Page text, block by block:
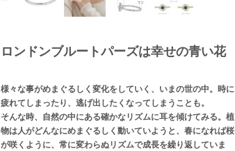
ロンドンブルートパーズは幸せの青い花
様々な事がめまぐるしく変化をしていく、いまの世の中。時に
疲れてしまったり、逃げ出したくなってしまうことも。
そんな時、自然の中にある確かなリズムに耳を傾けてみる。植
物は人がどんなにめまぐるしく動いていようと、春になれば桜
が咲くように、常に変わらぬリズムで成長を繰り返していま